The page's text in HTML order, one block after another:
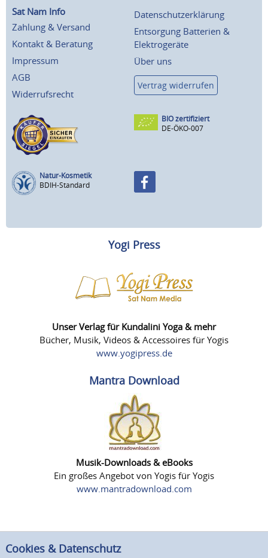
Sat Nam Info
Zahlung & Versand
Kontakt & Beratung
Impressum
AGB
Widerrufsrecht
Datenschutzerklärung
Entsorgung Batterien &
Elektrogeräte
Über uns
Vertrag widerrufen
BIO zertifiziert
DE-ÖKO-007
Natur-Kosmetik
BDIH-Standard
Yogi Press
Unser Verlag für Kundalini Yoga & mehr
Bücher, Musik, Videos & Accessoires für Yogis
www.yogipress.de
Mantra Download
Musik-Downloads & eBooks
Ein großes Angebot von Yogis für Yogis
www.mantradownload.com
Cookies & Datenschutz